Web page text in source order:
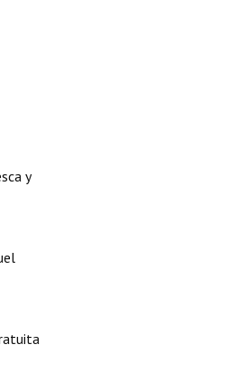
y